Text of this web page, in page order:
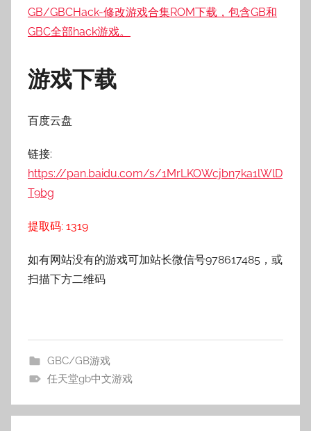
GB/GBCHack-修改游戏合集ROM下载，包含GB和
GBC全部hack游戏。
游戏下载
百度云盘
链接:
https://pan.baidu.com/s/1MrLKOWcjbn7ka1lWlD
T9bg
提取码: 1319
如有网站没有的游戏可加站长微信号978617485，或
扫描下方二维码
GBC/GB游戏
任天堂gb中文游戏